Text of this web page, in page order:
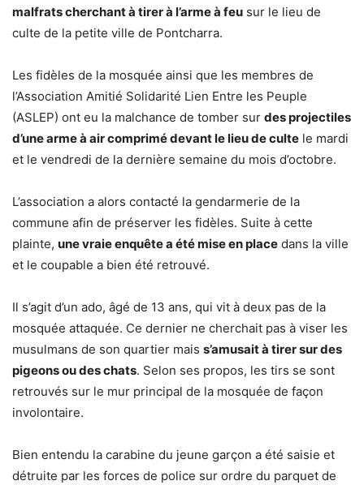
malfrats cherchant à tirer à l’arme à feu sur le lieu de
culte de la petite ville de Pontcharra.
Les fidèles de la mosquée ainsi que les membres de
l’Association Amitié Solidarité Lien Entre les Peuple
(ASLEP) ont eu la malchance de tomber sur des projectiles
d’une arme à air comprimé devant le lieu de culte le mardi
et le vendredi de la dernière semaine du mois d’octobre.
L’association a alors contacté la gendarmerie de la
commune afin de préserver les fidèles. Suite à cette
plainte, une vraie enquête a été mise en place dans la ville
et le coupable a bien été retrouvé.
Il s’agit d’un ado, âgé de 13 ans, qui vit à deux pas de la
mosquée attaquée. Ce dernier ne cherchait pas à viser les
musulmans de son quartier mais s’amusait à tirer sur des
pigeons ou des chats. Selon ses propos, les tirs se sont
retrouvés sur le mur principal de la mosquée de façon
involontaire.
Bien entendu la carabine du jeune garçon a été saisie et
détruite par les forces de police sur ordre du parquet de